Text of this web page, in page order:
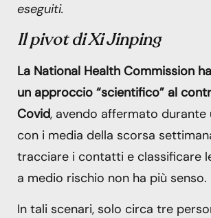
eseguiti.
Il pivot di Xi Jinping
La National Health Commission
un approccio “scientifico” al
Covid, avendo affermato durante
con i media della scorsa
tracciare i contatti e classificare
a medio rischio non ha più senso.
In tali scenari, solo circa tre